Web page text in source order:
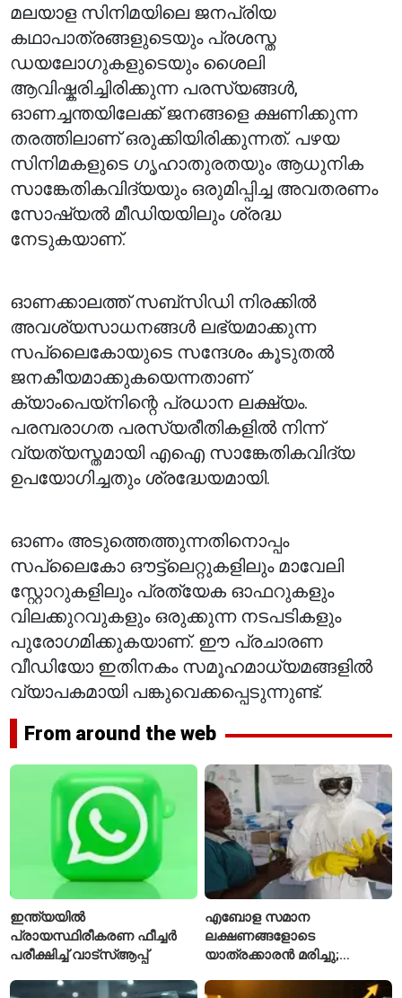
മലയാള സിനിമയിലെ ജനപ്രിയ
കഥാപാത്രങ്ങളുടെയും പ്രശസ്ത
ഡയലോഗുകളുടെയും ശൈലി
ആവിഷ്കരിച്ചിരിക്കുന്ന പരസ്യങ്ങൾ,
ഓണച്ചന്തയിലേക്ക് ജനങ്ങളെ ക്ഷണിക്കുന്ന
തരത്തിലാണ് ഒരുക്കിയിരിക്കുന്നത്. പഴയ
സിനിമകളുടെ ഗൃഹാതുരതയും ആധുനിക
സാങ്കേതികവിദ്യയും ഒരുമിപ്പിച്ച അവതരണം
സോഷ്യൽ മീഡിയയിലും ശ്രദ്ധ
നേടുകയാണ്.
ഓണക്കാലത്ത് സബ്സിഡി നിരക്കിൽ
അവശ്യസാധനങ്ങൾ ലഭ്യമാക്കുന്ന
സപ്ലൈകോയുടെ സന്ദേശം കൂടുതൽ
ജനകീയമാക്കുകയെന്നതാണ്
ക്യാംപെയ്‌നിന്റെ പ്രധാന ലക്ഷ്യം.
പരമ്പരാഗത പരസ്യരീതികളിൽ നിന്ന്
വ്യത്യസ്തമായി എഐ സാങ്കേതികവിദ്യ
ഉപയോഗിച്ചതും ശ്രദ്ധേയമായി.
ഓണം അടുത്തെത്തുന്നതിനൊപ്പം
സപ്ലൈകോ ഔട്ട്‌ലെറ്റുകളിലും മാവേലി
സ്റ്റോറുകളിലും പ്രത്യേക ഓഫറുകളും
വിലക്കുറവുകളും ഒരുക്കുന്ന നടപടികളും
പുരോഗമിക്കുകയാണ്. ഈ പ്രചാരണ
വീഡിയോ ഇതിനകം സമൂഹമാധ്യമങ്ങളിൽ
വ്യാപകമായി പങ്കുവെക്കപ്പെടുന്നുണ്ട്.
From around the web
ഇന്ത്യയിൽ
പ്രായസ്ഥിരീകരണ ഫീച്ചർ
പരീക്ഷിച്ച് വാട്‌സ്ആപ്പ്
എബോള സമാന
ലക്ഷണങ്ങളോടെ
യാത്രക്കാരൻ മരിച്ചു;
യാത്രക്കാരെ